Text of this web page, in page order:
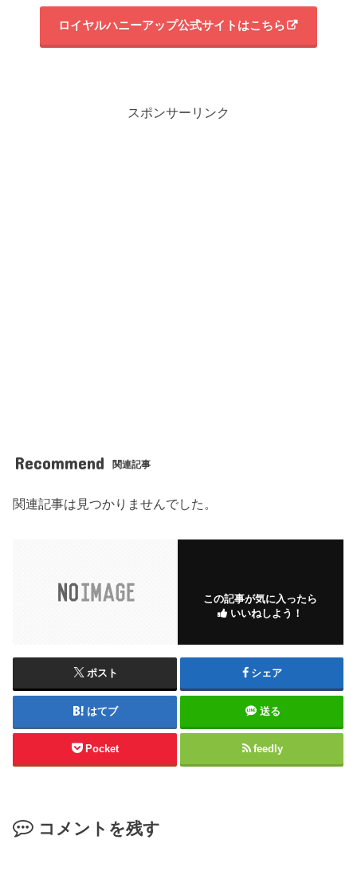
ロイヤルハニーアップ公式サイトはこちら
スポンサーリンク
Recommend 関連記事
関連記事は見つかりませんでした。
この記事が気に入ったら
いいねしよう！
ポスト シェア
はてブ 送る
Pocket feedly
コメントを残す